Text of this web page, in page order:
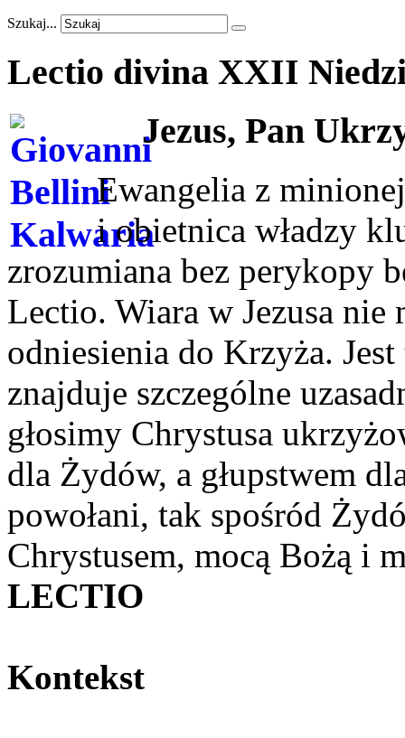
Szukaj...
Lectio divina XXII
Jezus, Pan
Ewangelia z
i obietnica władzy
zrozumiana bez perykopy
Lectio. Wiara w Jezusa nie
odniesienia do Krzyża.
znajduje szczególne
głosimy Chrystusa
dla Żydów, a głupstwem
powołani, tak spośród
Chrystusem, mocą Bożą i
LECTIO
Kontekst